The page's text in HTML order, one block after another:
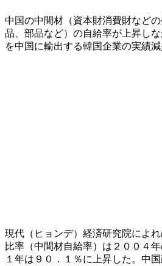
中国の中間材（資本財消費財など
品、部品など）の自給率が上昇し
を中国に輸出する韓国企業の実績減
現代（ヒョンデ）経済研究院によ
比率（中間材自給率）は２００４
１年は９０．１％に上昇した。中